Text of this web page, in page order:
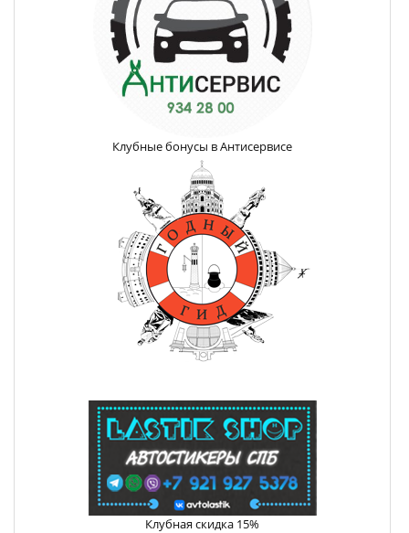
Клубные бонусы в Антисервисе
Клубная скидка 15%